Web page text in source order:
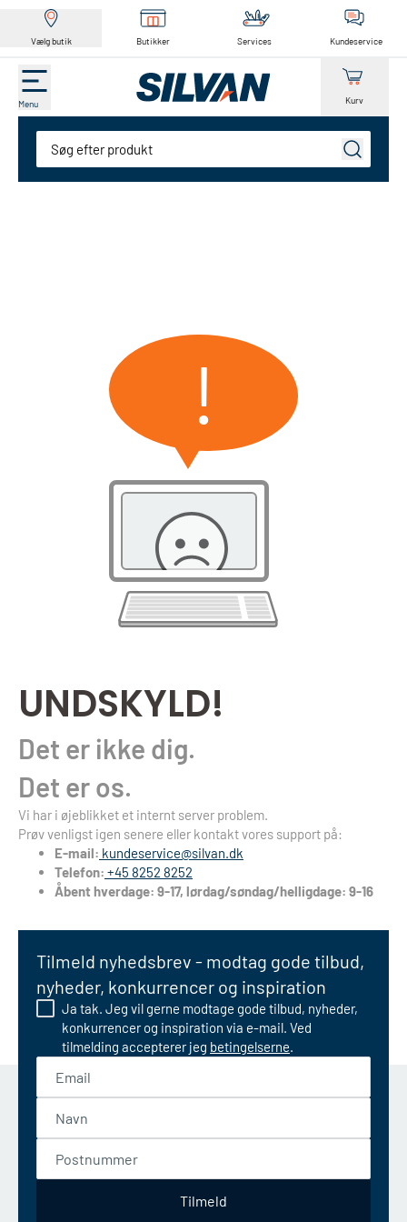
Vælg butik Butikker Services Kundeservice
Menu Kurv
Søg
UNDSKYLD!
Det er ikke dig.
Det er os.
Vi har i øjeblikket et internt server problem.
Prøv venligst igen senere eller kontakt vores support på:
E-mail: kundeservice@silvan.dk
Telefon: +45 8252 8252
Åbent hverdage: 9-17, lørdag/søndag/helligdage: 9-16
!
Tilmeld nyhedsbrev - modtag gode tilbud,
nyheder, konkurrencer og inspiration
Ja tak. Jeg vil gerne modtage gode tilbud, nyheder,
konkurrencer og inspiration via e-mail. Ved
tilmelding accepterer jeg betingelserne.
Tilmeld